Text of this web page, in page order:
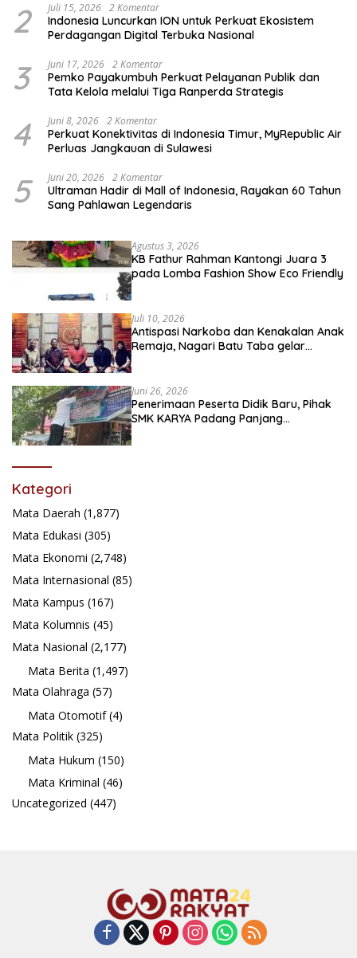
2 Juli 15, 2026 2 Komentar
Indonesia Luncurkan ION untuk Perkuat Ekosistem
Perdagangan Digital Terbuka Nasional
3 Juni 17, 2026 2 Komentar
Pemko Payakumbuh Perkuat Pelayanan Publik dan
Tata Kelola melalui Tiga Ranperda Strategis
4 Juni 8, 2026 2 Komentar
Perkuat Konektivitas di Indonesia Timur, MyRepublic Air
Perluas Jangkauan di Sulawesi
5 Juni 20, 2026 2 Komentar
Ultraman Hadir di Mall of Indonesia, Rayakan 60 Tahun
Sang Pahlawan Legendaris
Agustus 3, 2026
KB Fathur Rahman Kantongi Juara 3
pada Lomba Fashion Show Eco Friendly
Juli 10, 2026
Antispasi Narkoba dan Kenakalan Anak
Remaja, Nagari Batu Taba gelar
Juni 26, 2026
Penerimaan Peserta Didik Baru, Pihak
SMK KARYA Padang Panjang
Kategori
Mata Daerah (1,877)
Mata Edukasi (305)
Mata Ekonomi (2,748)
Mata Internasional (85)
Mata Kampus (167)
Mata Kolumnis (45)
Mata Nasional (2,177)
Mata Berita (1,497)
Mata Olahraga (57)
Mata Otomotif(4)
Mata Politik (325)
Mata Hukum (150)
Mata Kriminal (46)
Uncategorized (447)